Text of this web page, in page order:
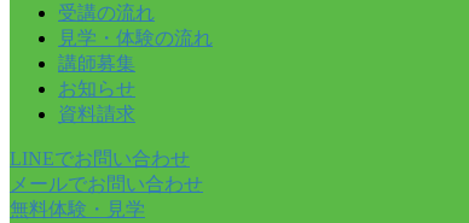
受講の流れ
見学・体験の流れ
講師募集
お知らせ
資料請求
LINEでお問い合わせ
メールでお問い合わせ
無料体験・見学